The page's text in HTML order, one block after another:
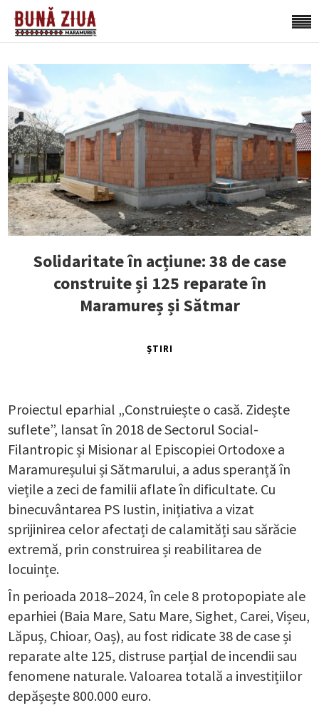
Solidaritate în acțiune: 38 de case
construite și 125 reparate în
Maramureș și Sătmar
ȘTIRI
Proiectul eparhial „Construiește o casă. Zidește
suflete”, lansat în 2018 de Sectorul Social-
Filantropic și Misionar al Episcopiei Ortodoxe a
Maramureșului și Sătmarului, a adus speranță în
viețile a zeci de familii aflate în dificultate. Cu
binecuvântarea PS Iustin, inițiativa a vizat
sprijinirea celor afectați de calamități sau sărăcie
extremă, prin construirea și reabilitarea de
locuințe.
În perioada 2018–2024, în cele 8 protopopiate ale
eparhiei (Baia Mare, Satu Mare, Sighet, Carei, Vișeu,
Lăpuș, Chioar, Oaș), au fost ridicate 38 de case și
reparate alte 125, distruse parțial de incendii sau
fenomene naturale. Valoarea totală a investițiilor
depășește 800.000 euro.